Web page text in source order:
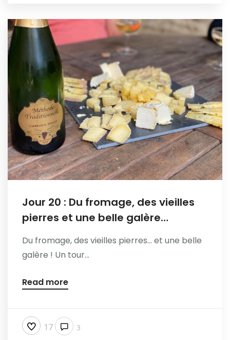
Jour 20 : Du fromage, des vieilles
pierres et une belle galère…
Du fromage, des vieilles pierres… et une belle
galère ! Un tour...
Read more
17 3